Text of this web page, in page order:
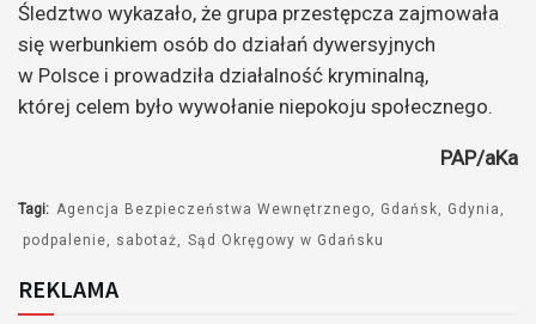
Śledztwo wykazało, że grupa przestępcza zajmowała
się werbunkiem osób do działań dywersyjnych
w Polsce i prowadziła działalność kryminalną,
której celem było wywołanie niepokoju społecznego.
PAP/aKa
Tagi: Agencja Bezpieczeństwa Wewnętrznego Gdańsk
Gdynia
podpalenie
sabotaż Sąd Okręgowy w Gdańsku
REKLAMA